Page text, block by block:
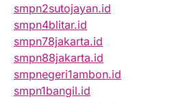
smpn2sutojayan.id
smpn4blitar.id
smpn78jakarta.id
smpn88jakarta.id
smpnegeri1ambon.id
smpn1bangil.id